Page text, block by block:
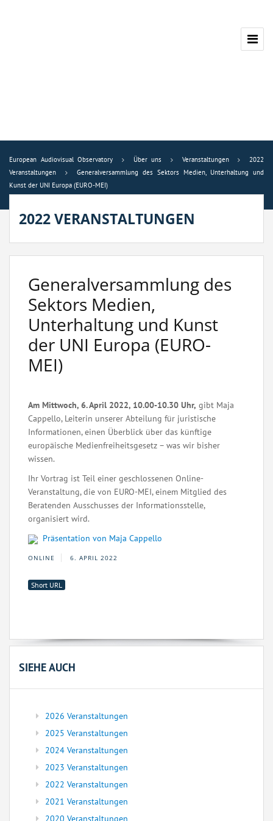
European Audiovisual Observatory Über uns Veranstaltungen
2022
Veranstaltungen
Generalversammlung des Sektors Medien, Unterhaltung und
Kunst der UNI Europa (EURO-MEI)
2022 VERANSTALTUNGEN
Generalversammlung des
Sektors Medien,
Unterhaltung und Kunst
der UNI Europa (EURO-
MEI)
Am Mittwoch, 6. April 2022, 10.00-10.30 Uhr, gibt Maja
Cappello, Leiterin unserer Abteilung für juristische
Informationen, einen Überblick über das künftige
europäische Medienfreiheitsgesetz – was wir bisher
wissen.
Ihr Vortrag ist Teil einer geschlossenen Online-
Veranstaltung, die von EURO-MEI, einem Mitglied des
Beratenden Ausschusses der Informationsstelle,
organisiert wird.
Präsentation von Maja Cappello
ONLINE 6. APRIL 2022
Short URL
SIEHE AUCH
2026 Veranstaltungen
2025 Veranstaltungen
2024 Veranstaltungen
2023 Veranstaltungen
2022 Veranstaltungen
2021 Veranstaltungen
2020 Veranstaltungen